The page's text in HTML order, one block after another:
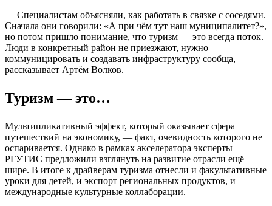
— Специалистам объясняли, как работать в связке с соседями.
Сначала они говорили: «А при чём тут наш муниципалитет?»,
но потом пришло понимание, что туризм — это всегда поток.
Люди в конкретный район не приезжают, нужно
коммуницировать и создавать инфраструктуру сообща, —
рассказывает Артём Волков.
Туризм — это…
Мультипликативный эффект, который оказывает сфера
путешествий на экономику, — факт, очевидность которого не
оспаривается. Однако в рамках акселератора эксперты
РГУТИС предложили взглянуть на развитие отрасли ещё
шире. В итоге к драйверам туризма отнесли и факультативные
уроки для детей, и экспорт региональных продуктов, и
международные культурные коллаборации.